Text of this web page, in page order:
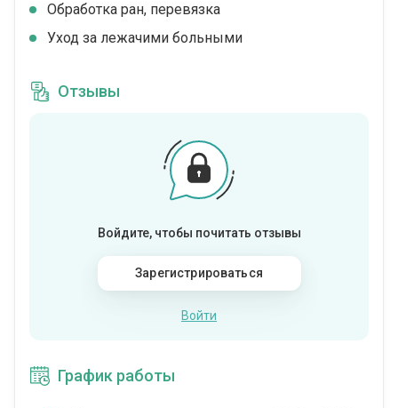
Обработка ран, перевязка
Уход за лежачими больными
Отзывы
Войдите, чтобы почитать отзывы
Зарегистрироваться
Войти
График работы